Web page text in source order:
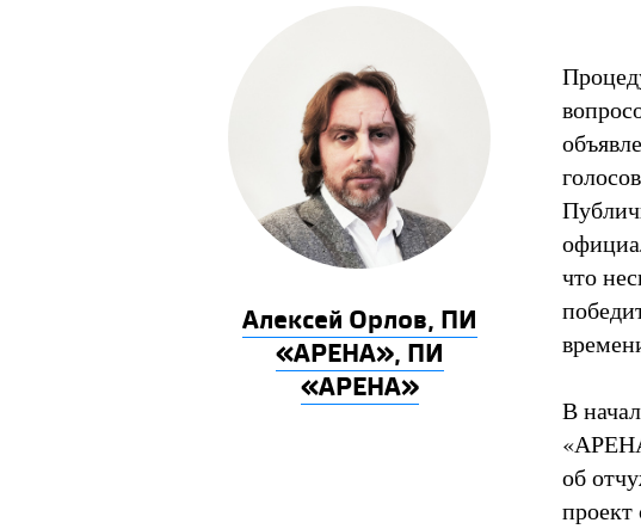
Алексей Орлов, ПИ
«АРЕНА», ПИ
«АРЕНА»
что
В
об